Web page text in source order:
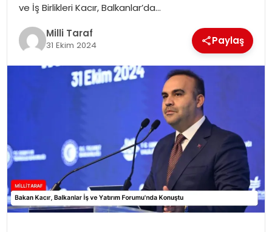
ve İş Birlikleri Kacır, Balkanlar’da…
Milli Taraf
31 Ekim 2024 Paylaş